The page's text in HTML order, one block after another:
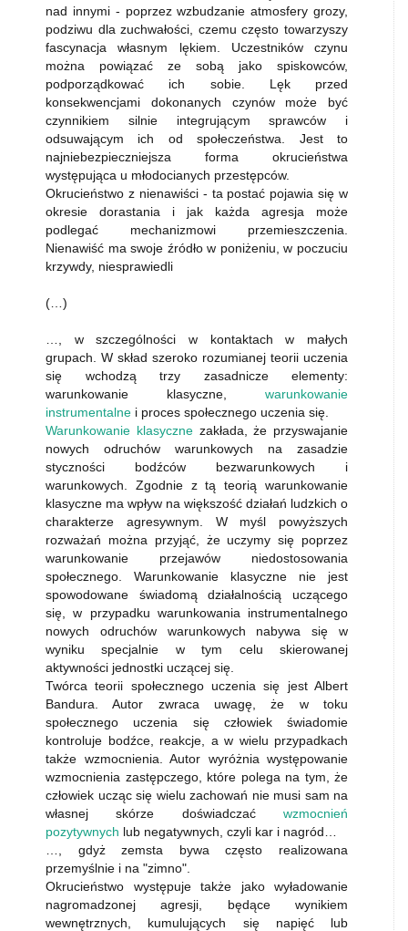
nad innymi - poprzez wzbudzanie atmosfery grozy,
podziwu dla zuchwałości, czemu często towarzyszy
fascynacja własnym lękiem. Uczestników czynu
można powiązać ze sobą jako spiskowców,
podporządkować ich sobie. Lęk przed
konsekwencjami dokonanych czynów może być
czynnikiem silnie integrującym sprawców i
odsuwającym ich od społeczeństwa. Jest to
najniebezpieczniejsza forma okrucieństwa
występująca u młodocianych przestępców.
Okrucieństwo z nienawiści - ta postać pojawia się w
okresie dorastania i jak każda agresja może
podlegać mechanizmowi przemieszczenia.
Nienawiść ma swoje źródło w poniżeniu, w poczuciu
krzywdy, niesprawiedli
(…)
…, w szczególności w kontaktach w małych
grupach. W skład szeroko rozumianej teorii uczenia
się wchodzą trzy zasadnicze elementy:
warunkowanie klasyczne, warunkowanie
instrumentalne i proces społecznego uczenia się.
Warunkowanie klasycznezakłada, że przyswajanie
nowych odruchów warunkowych na zasadzie
styczności bodźców bezwarunkowych i
warunkowych. Zgodnie z tą teorią warunkowanie
klasyczne ma wpływ na większość działań ludzkich o
charakterze agresywnym. W myśl powyższych
rozważań można przyjąć, że uczymy się poprzez
warunkowanie przejawów niedostosowania
społecznego. Warunkowanie klasyczne nie jest
spowodowane świadomą działalnością uczącego
się, w przypadku warunkowania instrumentalnego
nowych odruchów warunkowych nabywa się w
wyniku specjalnie w tym celu skierowanej
aktywności jednostki uczącej się.
Twórca teorii społecznego uczenia się jest Albert
Bandura. Autor zwraca uwagę, że w toku
społecznego uczenia się człowiek świadomie
kontroluje bodźce, reakcje, a w wielu przypadkach
także wzmocnienia. Autor wyróżnia występowanie
wzmocnienia zastępczego, które polega na tym, że
człowiek ucząc się wielu zachowań nie musi sam na
własnej skórze doświadczać wzmocnień
pozytywnych lub negatywnych, czyli kar i nagród…
…, gdyż zemsta bywa często realizowana
przemyślnie i na "zimno".
Okrucieństwo występuje także jako wyładowanie
nagromadzonej agresji, będące wynikiem
wewnętrznych, kumulujących się napięć lub